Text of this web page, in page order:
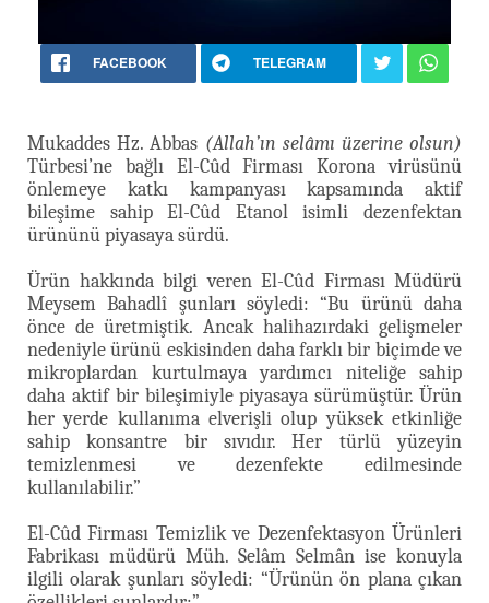
FACEBOOK TELEGRAM
Mukaddes Hz. Abbas (Allah’ın selâmı üzerine olsun)
Türbesi’ne bağlı El-Cûd Firması Korona virüsünü
önlemeye katkı kampanyası kapsamında aktif
bileşime sahip El-Cûd Etanol isimli dezenfektan
ürününü piyasaya sürdü.
Ürün hakkında bilgi veren El-Cûd Firması Müdürü
Meysem Bahadlî şunları söyledi: “Bu ürünü daha
önce de üretmiştik. Ancak halihazırdaki gelişmeler
nedeniyle ürünü eskisinden daha farklı bir biçimde ve
mikroplardan kurtulmaya yardımcı niteliğe sahip
daha aktif bir bileşimiyle piyasaya sürümüştür. Ürün
her yerde kullanıma elverişli olup yüksek etkinliğe
sahip konsantre bir sıvıdır. Her türlü yüzeyin
temizlenmesi ve dezenfekte edilmesinde
kullanılabilir.”
El-Cûd Firması Temizlik ve Dezenfektasyon Ürünleri
Fabrikası müdürü Müh. Selâm Selmân ise konuyla
ilgili olarak şunları söyledi: “Ürünün ön plana çıkan